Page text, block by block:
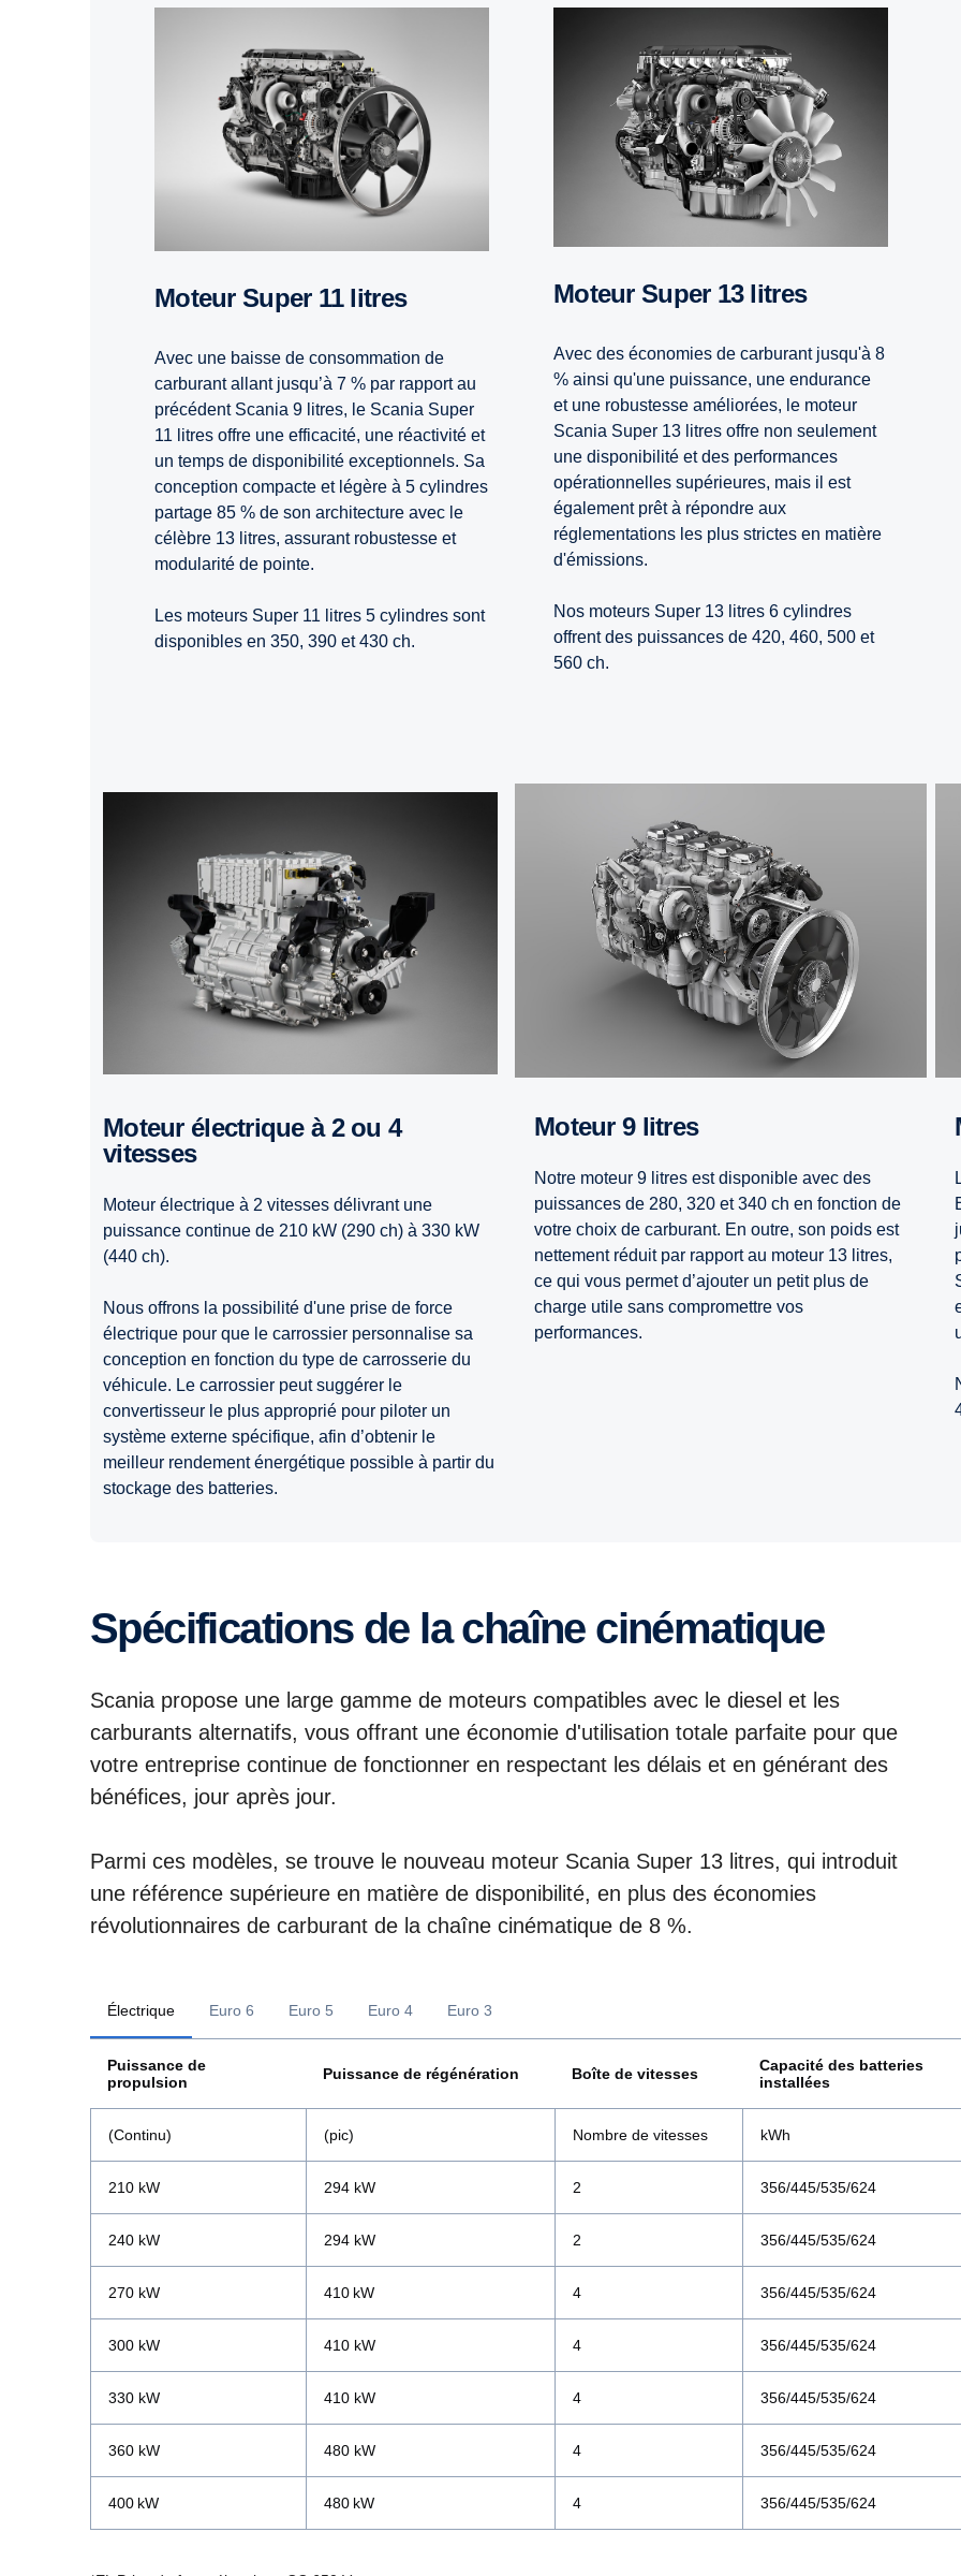
Moteur Super 11 litres
Avec une baisse de consommation de
carburant allant jusqu’à 7 % par rapport au
précédent Scania 9 litres, le Scania Super
11 litres offre une efficacité, une réactivité et
un temps de disponibilité exceptionnels. Sa
conception compacte et légère à 5 cylindres
partage 85 % de son architecture avec le
célèbre 13 litres, assurant robustesse et
modularité de pointe.
Les moteurs Super 11 litres 5 cylindres sont
disponibles en 350, 390 et 430 ch.
Moteur Super 13 litres
Avec des économies de carburant jusqu'à 8
% ainsi qu'une puissance, une endurance
et une robustesse améliorées, le moteur
Scania Super 13 litres offre non seulement
une disponibilité et des performances
opérationnelles supérieures, mais il est
également prêt à répondre aux
réglementations les plus strictes en matière
d'émissions.
Nos moteurs Super 13 litres 6 cylindres
offrent des puissances de 420, 460, 500 et
560 ch.
Moteur électrique à 2 ou 4
vitesses
Moteur électrique à 2 vitesses délivrant une
puissance continue de 210 kW (290 ch) à 330 kW
(440 ch).
Nous offrons la possibilité d'une prise de force
électrique pour que le carrossier personnalise sa
conception en fonction du type de carrosserie du
véhicule. Le carrossier peut suggérer le
convertisseur le plus approprié pour piloter un
système externe spécifique, afin d’obtenir le
meilleur rendement énergétique possible à partir du
stockage des batteries.
Moteur 9 litres
Notre moteur 9 litres est disponible avec des
puissances de 280, 320 et 340 ch en fonction de
votre choix de carburant. En outre, son poids est
nettement réduit par rapport au moteur 13 litres,
ce qui vous permet d’ajouter un petit plus de
charge utile sans compromettre vos
performances.
Spécifications de la chaîne cinématique
Scania propose une large gamme de moteurs compatibles avec le diesel et les
carburants alternatifs, vous offrant une économie d'utilisation totale parfaite pour que
votre entreprise continue de fonctionner en respectant les délais et en générant des
bénéfices, jour après jour.
Parmi ces modèles, se trouve le nouveau moteur Scania Super 13 litres, qui introduit
une référence supérieure en matière de disponibilité, en plus des économies
révolutionnaires de carburant de la chaîne cinématique de 8 %.
Électrique Euro 6 Euro 5 Euro 4 Euro 3
Puissance de
propulsion
Puissance de régénération Boîte de vitesses
Capacité des batteries
installées
(Continu) (pic) Nombre de vitesses kWh
210 kW 294 kW 2 356/445/535/624
240 kW 294 kW 2 356/445/535/624
270 kW 410 kW 4 356/445/535/624
300 kW 410 kW 4 356/445/535/624
330 kW 410 kW 4 356/445/535/624
360 kW 480 kW 4 356/445/535/624
400 kW 480 kW 4 356/445/535/624